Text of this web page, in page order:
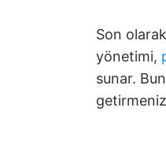
Son
yönetimi,
sunar.